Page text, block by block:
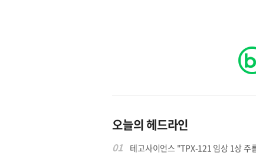
오늘의 헤드라인
01 테고사이언스 "TPX-121 임상 1상 주